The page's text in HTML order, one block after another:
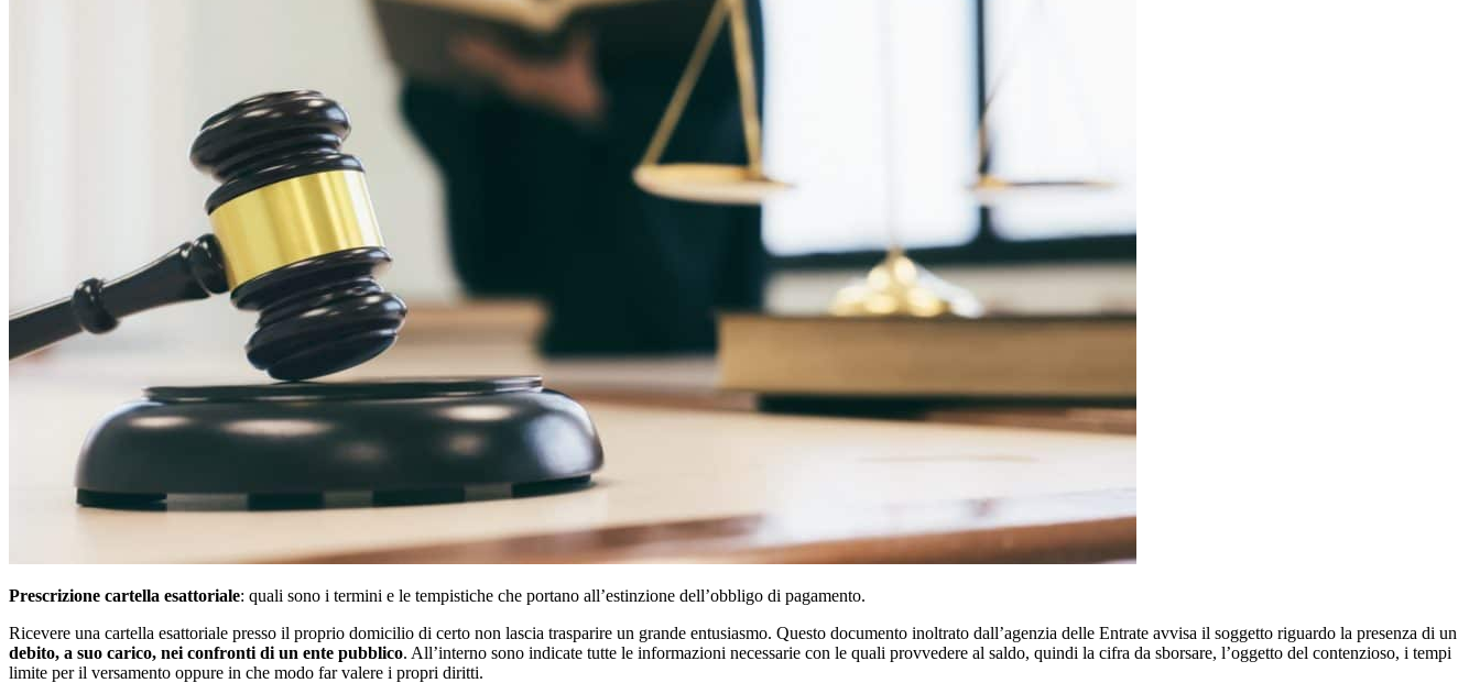
Prescrizione cartella esattoriale: quali sono i termini e le tempistiche che portano all’estinzione dell’obbligo di pagamento.
Ricevere una cartella esattoriale presso il proprio domicilio di certo non lascia trasparire un grande entusiasmo. Questo documento inoltrato dall’agenzia delle Entrate avvisa il soggetto riguardo la presenza di un
debito, a suo carico, nei confronti di un ente pubblico. All’interno sono indicate tutte le informazioni necessarie con le quali provvedere al saldo, quindi la cifra da sborsare, l’oggetto del contenzioso, i tempi
limite per il versamento oppure in che modo far valere i propri diritti.